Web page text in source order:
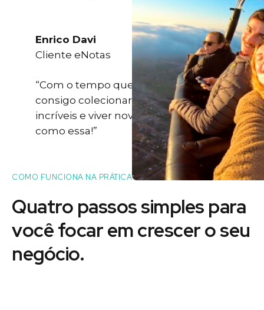
Enrico Davi
Cliente eNotas
“Com o tempo que eu ganho eu
consigo colecionar momentos
incríveis e viver novas experiências
como essa!”
COMO FUNCIONA NA PRÁTICA
Quatro passos simples para
vocêfocarem crescer o seu
negócio.